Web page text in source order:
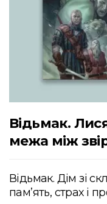
Відьмак.
межа між
Відьмак. Дім зі
пам’ять, страх і